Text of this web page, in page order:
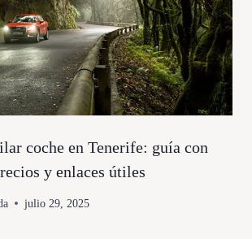
coche en Tenerife: guía con
y enlaces útiles
julio 29, 2025